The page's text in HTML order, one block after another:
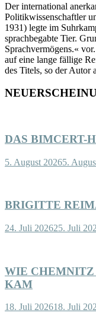
Der international
Politikwissenschaftler
1931) legte im
sprachbegabte Tier.
Sprachvermögens.«
auf eine lange fällige
des Titels, so der
DAS BIMCERT-
5. August 20265.
BRIGITTE
24. Juli 202625. Juli
WIE
KAM
18. Juli 202618. Juli